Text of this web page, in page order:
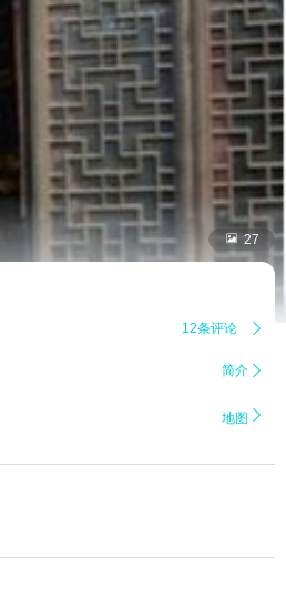
 27
12条评论 
简介 
地图 